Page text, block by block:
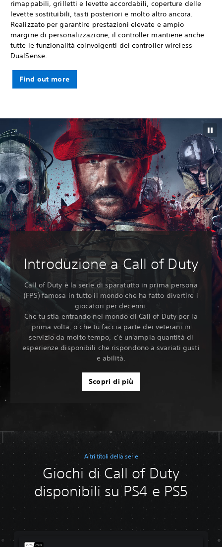
rimappabili, grilletti e levette accordabili, coperture delle
levette sostituibili, tasti posteriori e molto altro ancora.
Realizzato per garantire prestazioni elevate e ampio
margine di personalizzazione, il controller mantiene anche
tutte le funzionalità coinvolgenti del controller wireless
DualSense.
Find out more
Introduzione a Call of Duty
Call of Duty è la serie di sparatutto in prima persona
(FPS) famosa in tutto il mondo che ha fatto divertire i
giocatori per decenni.
Che tu stia entrando nel mondo di Call of Duty per la
prima volta, o che tu faccia parte dei veterani in
servizio da molto tempo, c'è un'ampia quantità di
esperienze disponibili che rispondono a svariati gusti
e abilità.
Scopri di più
Altri titoli della serie
Giochi di Call of Duty
disponibili su PS4 e PS5